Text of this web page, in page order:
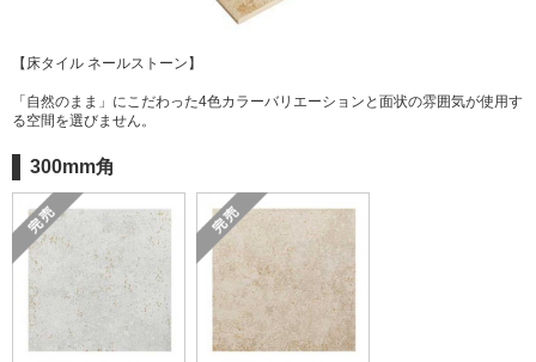
【床タイル ネールストーン】
「自然のまま」にこだわった4色カラーバリエーションと面状の雰囲気が使用す
る空間を選びません。
300mm角